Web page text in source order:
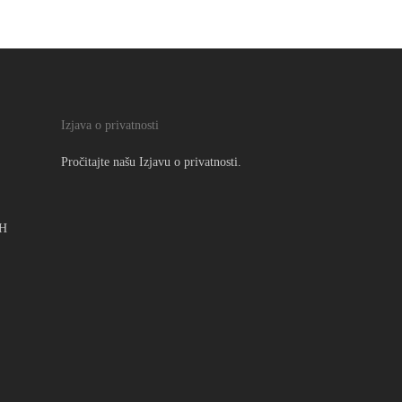
Izjava o privatnosti
Pročitajte našu Izjavu o privatnosti.